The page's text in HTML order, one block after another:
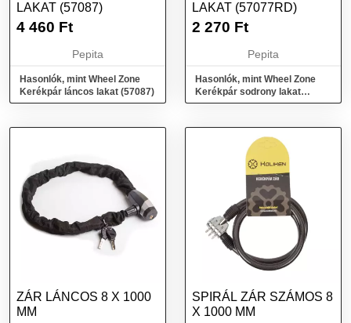
LAKAT (57087)
4 460 Ft
Pepita
Hasonlók, mint Wheel Zone
Kerékpár láncos lakat (57087)
LAKAT (57077RD)
2 270 Ft
Pepita
Hasonlók, mint Wheel Zone
Kerékpár sodrony lakat
(57077RD)
ZÁR LÁNCOS 8 X 1000
MM
SPIRÁL ZÁR SZÁMOS 8
X 1000 MM